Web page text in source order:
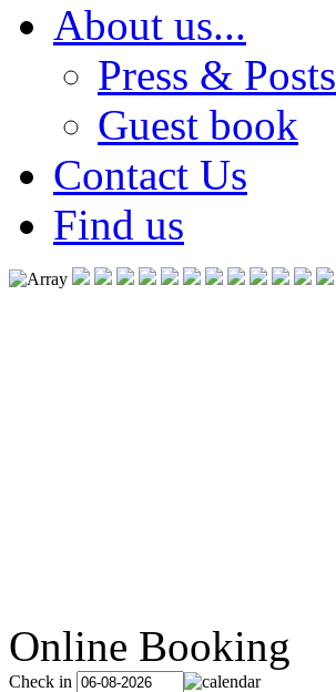
About us...
Press & Posts
Guest book
Contact Us
Find us
Online Booking
Check in